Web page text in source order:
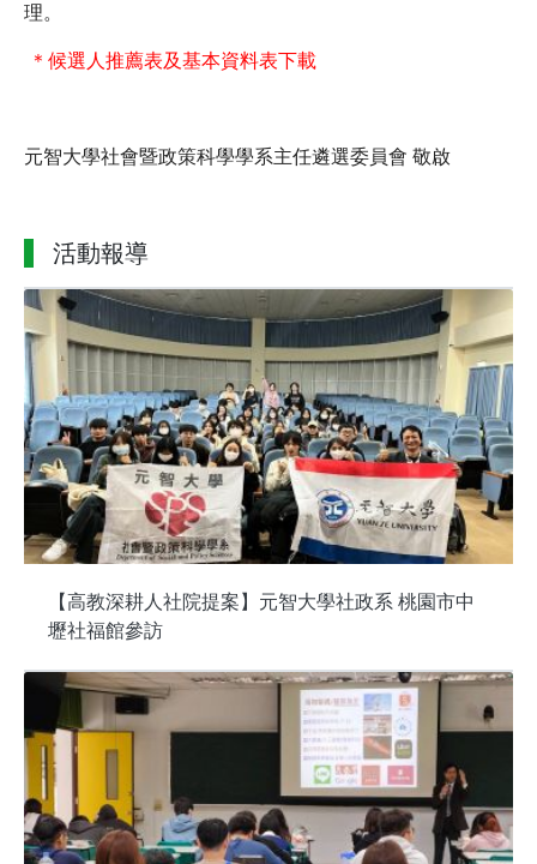
理。
＊候選人推薦表及基本資料表下載
元智大學社會暨政策科學學系主任遴選委員會 敬啟
活動報導
【高教深耕人社院提案】元智大學社政系 桃園市中
壢社福館參訪